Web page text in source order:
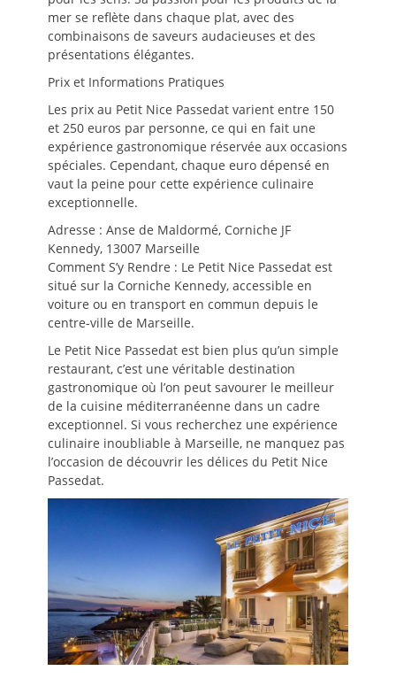
mer se reflète dans chaque plat, avec des
combinaisons de saveurs audacieuses et des
présentations élégantes.
Prix et Informations Pratiques
Les prix au Petit Nice Passedat varient entre 150
et 250 euros par personne, ce qui en fait une
expérience gastronomique réservée aux occasions
spéciales. Cependant, chaque euro dépensé en
vaut la peine pour cette expérience culinaire
exceptionnelle.
Adresse : Anse de Maldormé, Corniche JF
Kennedy, 13007 Marseille
Comment S’y Rendre : Le Petit Nice Passedat est
situé sur la Corniche Kennedy, accessible en
voiture ou en transport en commun depuis le
centre-ville de Marseille.
Le Petit Nice Passedat est bien plus qu’un simple
restaurant, c’est une véritable destination
gastronomique où l’on peut savourer le meilleur
de la cuisine méditerranéenne dans un cadre
exceptionnel. Si vous recherchez une expérience
culinaire inoubliable à Marseille, ne manquez pas
l’occasion de découvrir les délices du Petit Nice
Passedat.